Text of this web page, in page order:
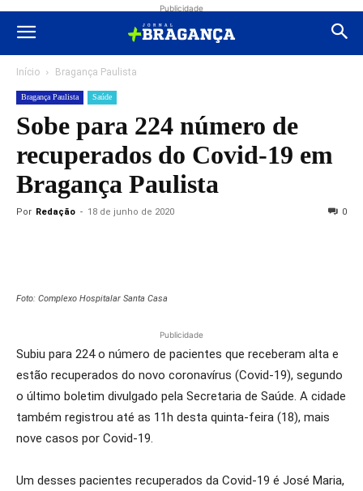
Publicidade
Início Bragança Paulista
Bragança Paulista Saúde
Sobe para 224 número de
recuperados do Covid-19 em
Bragança Paulista
Por Redação - 18 de junho de 2020 0
Foto: Complexo Hospitalar Santa Casa
Publicidade
Subiu para 224 o número de pacientes que receberam alta e
estão recuperados do novo coronavírus (Covid-19), segundo
o último boletim divulgado pela Secretaria de Saúde. A cidade
também registrou até as 11h desta quinta-feira (18), mais
nove casos por Covid-19.
Um desses pacientes recuperados da Covid-19 é José Maria,